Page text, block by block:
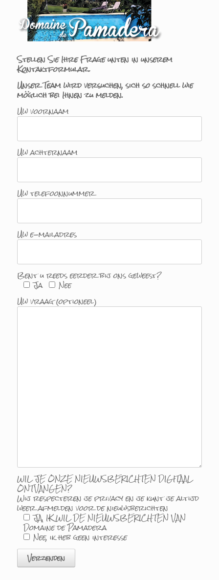
Stellen Sie Ihre Frage unten in unserem
Kontaktformular.
Unser Team wird versuchen, sich so schnell wie
möglich bei Ihnen zu melden.
Uw voornaam
Uw achternaam
Uw telefoonnummer
Uw e-mailadres
Bent u reeds eerder bij ons geweest?
Ja
Nee
Uw vraag (optioneel)
WIL JE ONZE NIEUWSBERICHTEN DIGITAAL
ONTVANGEN?
Wij respecteren je privacy en je kunt je altijd
weer afmelden voor de nieuwsberichten
JA, IK WIL DE NIEUWSBERICHTEN VAN
Domaine de Pamadera
Nee, ik heb geen interesse